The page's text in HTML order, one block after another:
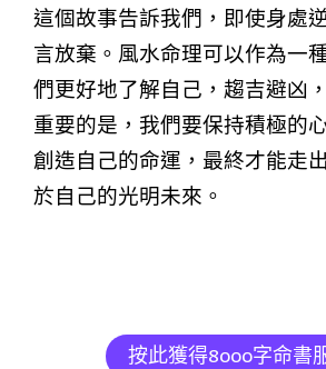
這個故事告訴我們，即使身處
言放棄。風水命理可以作為一
們更好地了解自己，趨吉避凶
重要的是，我們要保持積極的
創造自己的命運，最終才能走
於自己的光明未來。
按此獲得8000字命書